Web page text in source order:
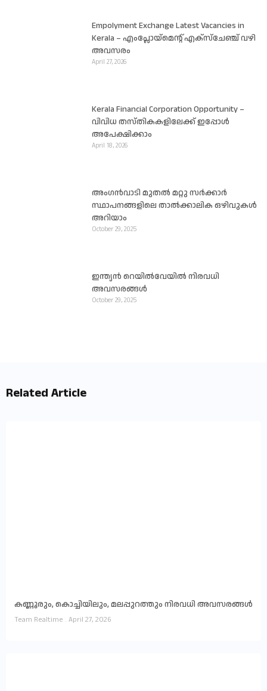
Empolyment Exchange Latest Vacancies in
Kerala – എംപ്ലോയ്‌മെന്റ് എക്സ്ചേഞ്ച് വഴി
അവസരം
April 27, 2026
Kerala Financial Corporation Opportunity –
വിവിധ തസ്തികകളിലേക്ക് ഇപ്പോൾ
അപേക്ഷിക്കാം
April 18, 2026
അംഗൻവാടി മുതൽ മറ്റു സർക്കാർ
സ്ഥാപനങ്ങളിലെ താൽക്കാലിക ഒഴിവുകൾ
അറിയാം
October 29, 2025
ഇന്ത്യൻ റെയിൽവേയിൽ നിരവധി
അവസരങ്ങൾ
October 29, 2025
Related Article
കണ്ണൂരും, കൊച്ചിയിലും, മലപ്പുറത്തും നിരവധി അവസരങ്ങൾ
Team Realtime April 27, 2026